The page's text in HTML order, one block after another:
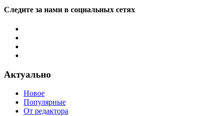
Следите за нами в социальных сетях
Актуально
Новое
Популярные
От редактора